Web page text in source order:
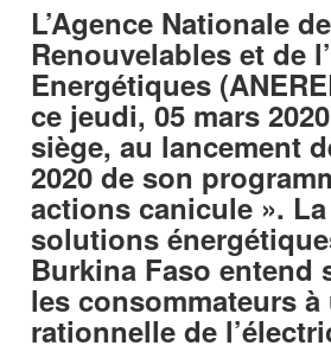
L’Agence Nationale
Renouvelables et de
Energétiques
ce jeudi, 05 mars
siège, au lancement
2020 de son
actions canicule ».
solutions
Burkina Faso entend
les consommateurs
rationnelle de